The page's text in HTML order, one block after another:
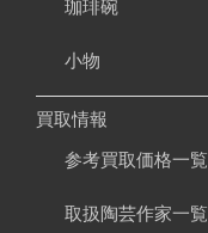
珈琲碗
小物
買取情報
参考買取価格一覧
取扱陶芸作家一覧